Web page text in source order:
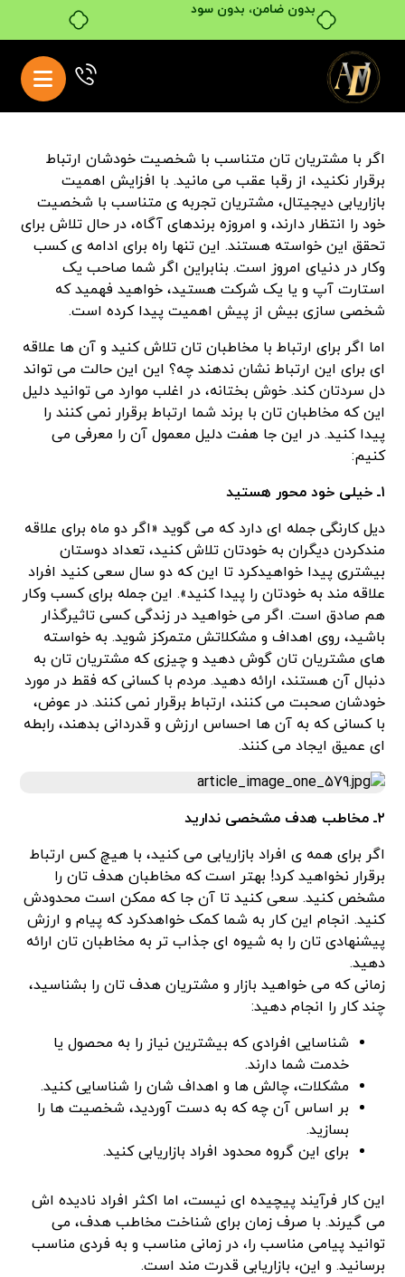
بدون ضامن، بدون سود
اگر با مشتریان تان متناسب با شخصیت خودشان ارتباط
برقرار نکنید، از رقبا عقب می مانید. با افزایش اهمیت
بازاریابی دیجیتال، مشتریان تجربه ی متناسب با شخصیت
خود را انتظار دارند، و امروزه برندهای آگاه، در حال تلاش برای
تحقق این خواسته هستند. این تنها راه برای ادامه ی کسب
وکار در دنیای امروز است. بنابراین اگر شما صاحب یک
استارت آپ و یا یک شرکت هستید، خواهید فهمید که
شخصی سازی بیش از پیش اهمیت پیدا کرده است.
اما اگر برای ارتباط با مخاطبان تان تلاش کنید و آن ها علاقه
ای برای این ارتباط نشان ندهند چه؟ این این حالت می تواند
دل سردتان کند. خوش بختانه، در اغلب موارد می توانید دلیل
این که مخاطبان تان با برند شما ارتباط برقرار نمی کنند را
پیدا کنید. در این جا هفت دلیل معمول آن را معرفی می
کنیم:
۱ـ خیلی خود محور هستید
دیل کارنگی جمله ای دارد که می گوید «اگر دو ماه برای علاقه
مندکردن دیگران به خودتان تلاش کنید، تعداد دوستان
بیشتری پیدا خواهیدکرد تا این که دو سال سعی کنید افراد
علاقه مند به خودتان را پیدا کنید». این جمله برای کسب وکار
هم صادق است. اگر می خواهید در زندگی کسی تاثیرگذار
باشید، روی اهداف و مشکلاتش متمرکز شوید. به خواسته
های مشتریان تان گوش دهید و چیزی که مشتریان تان به
دنبال آن هستند، ارائه دهید. مردم با کسانی که فقط در مورد
خودشان صحبت می کنند، ارتباط برقرار نمی کنند. در عوض،
با کسانی که به آن ها احساس ارزش و قدردانی بدهند، رابطه
ای عمیق ایجاد می کنند.
۲ـ مخاطب هدف مشخصی ندارید
اگر برای همه ی افراد بازاریابی می کنید، با هیچ کس ارتباط
برقرار نخواهید کرد! بهتر است که مخاطبان هدف تان را
مشخص کنید. سعی کنید تا آن جا که ممکن است محدودش
کنید. انجام این کار به شما کمک خواهدکرد که پیام و ارزش
پیشنهادی تان را به شیوه ای جذاب تر به مخاطبان تان ارائه
دهید.
زمانی که می خواهید بازار و مشتریان هدف تان را بشناسید،
چند کار را انجام دهید:
شناسایی افرادی که بیشترین نیاز را به محصول یا
خدمت شما دارند.
مشکلات، چالش ها و اهداف شان را شناسایی کنید.
بر اساس آن چه که به دست آوردید، شخصیت ها را
بسازید.
برای این گروه محدود افراد بازاریابی کنید.
این کار فرآیند پیچیده ای نیست، اما اکثر افراد نادیده اش
می گیرند. با صرف زمان برای شناخت مخاطب هدف، می
توانید پیامی مناسب را، در زمانی مناسب و به فردی مناسب
برسانید. و این، بازاریابی قدرت مند است.